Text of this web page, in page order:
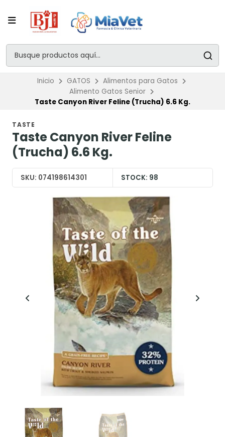
Inicio GATOS
Alimentos para Gatos
Alimento Gatos Senior
Taste Canyon River Feline (Trucha) 6.6 Kg.
TASTE
Taste Canyon River Feline
(Trucha) 6.6 Kg.
SKU: 074198614301 STOCK: 98